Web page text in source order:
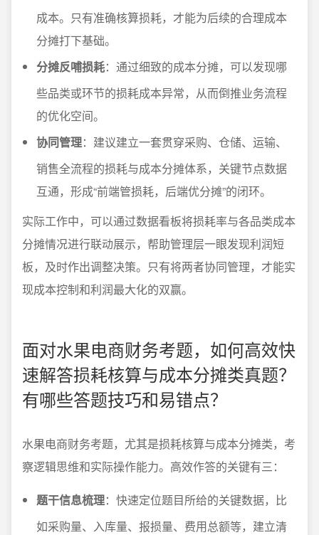
成本。只有准确核算损耗，才能为后续的合理成本
分摊打下基础。
分摊反哺损耗：通过细致的成本分摊，可以发现哪
些品类或环节的损耗成本异常，从而倒推业务流程
的优化空间。
协同管理：建议建立一套贯穿采购、仓储、运输、
销售全流程的损耗与成本分摊体系，关键节点数据
互通，形成“前端管损耗，后端优分摊”的闭环。
实际工作中，可以通过数据看板将损耗率与各品类成本
分摊情况进行联动展示，帮助管理层一眼发现利润短
板，及时作出调整决策。只有将两者协同管理，才能实
现成本控制和利润最大化的双赢。
面对水果电商财务考题，如何高效快
速解答损耗核算与成本分摊类真题？
有哪些答题技巧和易错点？
水果电商财务考题，尤其是损耗核算与成本分摊类，考
察逻辑思维和实际操作能力。高效作答的关键有三：
题干信息梳理：快速定位题目所给的关键数据，比
如采购量、入库量、报损量、费用总额等，建立清